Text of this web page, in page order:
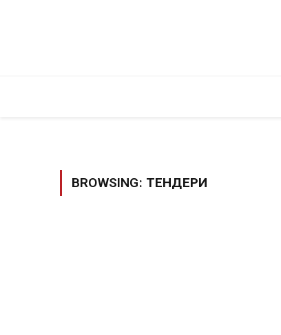
BROWSING: ТЕНДЕРИ